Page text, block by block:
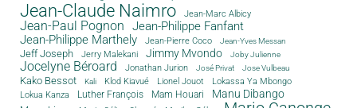
Jean-Claude Naimro Jean-Marc Albicy
Jean-Paul Pognon
Jean-Philippe Fanfant
Jean-Philippe Marthely
Jean-Pierre Coco Jean-Yves Messan
Jeff Joseph Jerry Malekani Jimmy Mvondo Joby Julienne
Jocelyne Béroard Jonathan Jurion José Privat Jose Vulbeau
Kako Bessot Kali Klod Kiavué Lionel Jouot
Lokassa Ya Mbongo
Lokua Kanza
Luther François Mam Houari Manu Dibango